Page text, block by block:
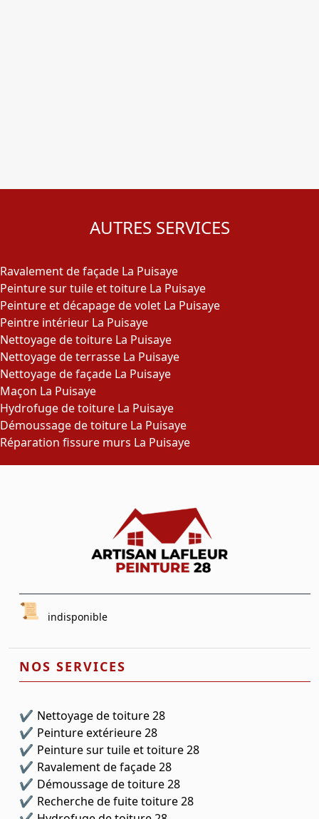
AUTRES SERVICES
Ravalement de façade La Puisaye
Peinture sur tuile et toiture La Puisaye
Peinture et décapage de volet La Puisaye
Peintre intérieur La Puisaye
Nettoyage de toiture La Puisaye
Nettoyage de terrasse La Puisaye
Nettoyage de façade La Puisaye
Maçon La Puisaye
Hydrofuge de toiture La Puisaye
Démoussage de toiture La Puisaye
Réparation fissure murs La Puisaye
indisponible
NOS SERVICES
Nettoyage de toiture 28
Peinture extérieure 28
Peinture sur tuile et toiture 28
Ravalement de façade 28
Démoussage de toiture 28
Recherche de fuite toiture 28